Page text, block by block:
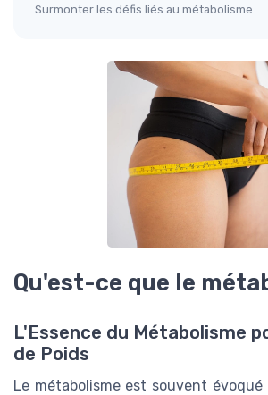
Surmonter les défis liés au métabolisme
Qu'est-ce que le
L'Essence du Métabolisme
de Poids
Le métabolisme est souvent